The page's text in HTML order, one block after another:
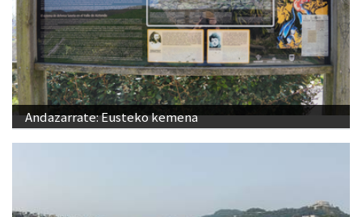
Andazarrate: Eusteko kemena